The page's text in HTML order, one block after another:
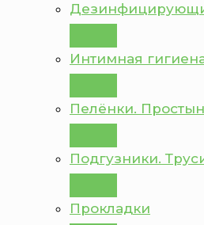
Интимная
Пелёнки.
Подгузники.
Прокладки